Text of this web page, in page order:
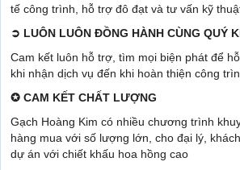
tế công trình, hỗ trợ đô đạt và tư vấn kỹ
➲ LUÔN LUÔN ĐỒNG HÀNH CÙNG QUÝ
Cam kết luôn hỗ trợ, tìm mọi biện phát để
khi nhận dịch vụ đến khi hoàn thiện công
✪ CAM KẾT CHẤT LƯỢNG
Gạch Hoàng Kim có nhiều chương trình
hàng mua với số lượng lớn, cho đại lý,
dự án với chiết khấu hoa hồng cao